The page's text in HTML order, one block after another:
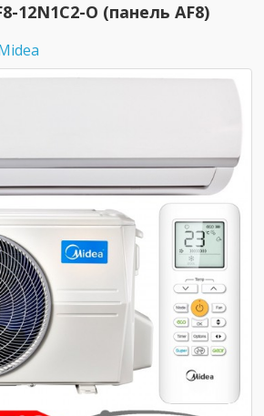
12N1C2-O (панель AF8)